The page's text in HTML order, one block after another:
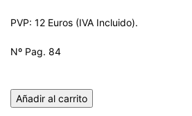
PVP: 12 Euros (IVA Incluido).
Nº Pag. 84
Añadir al carrito